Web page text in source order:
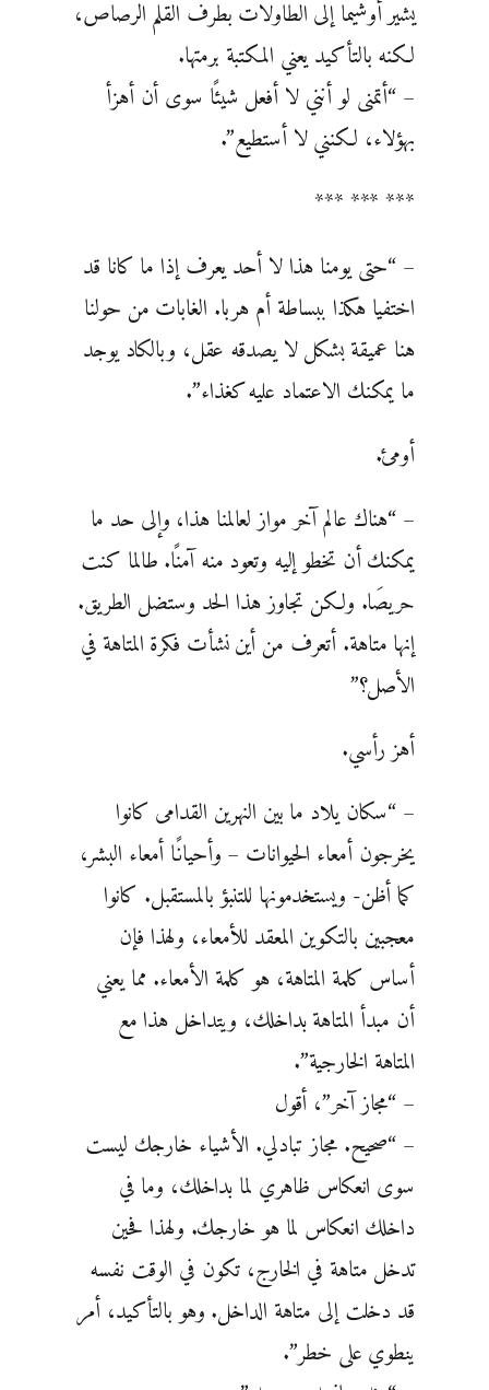
يشير أوشيما إلى الطاولات بطرف القلم الرصاص،
لكنه بالتأكيد يعني المكتبة برمتها.
– “أتمنى لو أنني لا أفعل شيئًا سوى أن أهزأ
بهؤلاء، لكنني لا أستطيع”.
*** *** ***
– “حتى يومنا هذا لا أحد يعرف إذا ما كانا قد
اختفيا هكذا ببساطة أم هربا. الغابات من حولنا
هنا عميقة بشكل لا يصدقه عقل، وبالكاد يوجد
ما يمكنك الاعتماد عليه كغذاء”.
أومئ.
– “هناك عالم آخر مواز لعالمنا هذا، وإلى حد ما
يمكنك أن تخطو إليه وتعود منه آمنًا. طالما كنت
حريصَا. ولكن تجاوز هذا الحد وستضل الطريق.
إنها متاهة. أتعرف من أين نشأت فكرة المتاهة في
الأصل؟”
أهز رأسي.
– “سكان يلاد ما بين النهرين القدامى كانوا
يخرجون أمعاء الحيوانات – وأحيانًا أمعاء البشر،
كما أظن- ويستخدمونها للتنبؤ بالمستقبل. كانوا
معجبين بالتكوين المعقد للأمعاء، ولهذا فإن
أساس كلمة المتاهة، هو كلمة الأمعاء. مما يعني
أن مبدأ المتاهة بداخلك، ويتداخل هذا مع
المتاهة الخارجية”.
– “مجاز آخر”، أقول
– “صحيح. مجاز تبادلي. الأشياء خارجك ليست
سوى انعكاس ظاهري لما بداخلك، وما في
داخلك انعكاس لما هو خارجك. ولهذا فحين
تدخل متاهة في الخارج، تكون في الوقت نفسه
قد دخلت إلى متاهة الداخل. وهو بالتأكيد، أمر
ينطوي على خطر”.